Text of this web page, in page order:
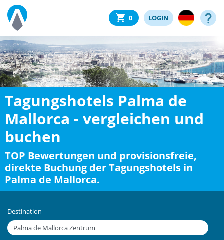
0 LOGIN
Tagungshotels Palma de
Mallorca - vergleichen und
buchen
TOP Bewertungen und provisionsfreie,
direkte Buchung der Tagungshotels in
Palma de Mallorca.
Destination